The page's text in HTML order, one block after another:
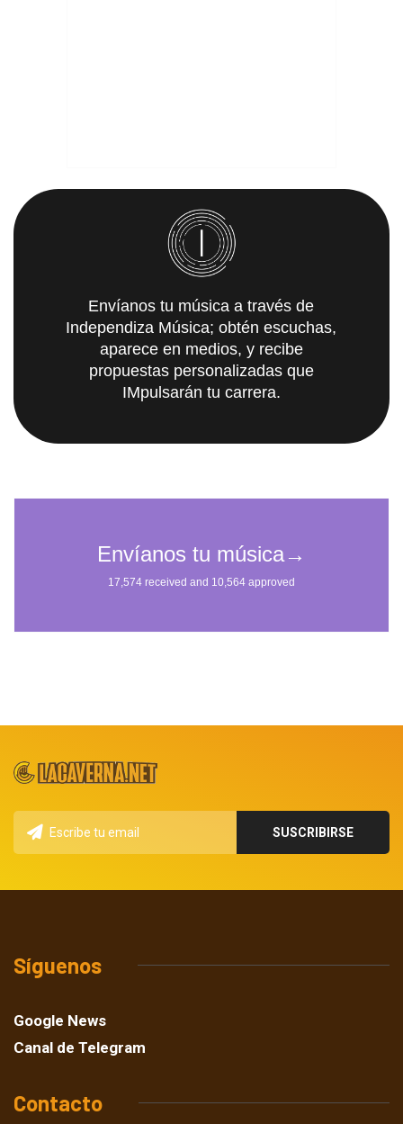
Envíanos tu música a través de
Independiza Música; obtén escuchas,
aparece en medios, y recibe
propuestas personalizadas que
IMpulsarán tu carrera.
Síguenos
Google News
Canal de Telegram
Contacto